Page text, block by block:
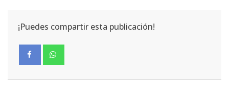
¡Puedes compartir esta publicación!